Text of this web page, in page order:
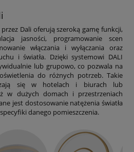
Dali oferują szeroką gamę funkcji,
jasności, programowanie scen
włączania i wyłączania oraz
i światła. Dzięki systemowi DALI
lub grupowo, co pozwala na
do różnych potrzeb. Takie
się w hotelach i biurach lub
w dużych domach i przestrzeniach
jest dostosowanie natężenia światła
danego pomieszczenia.